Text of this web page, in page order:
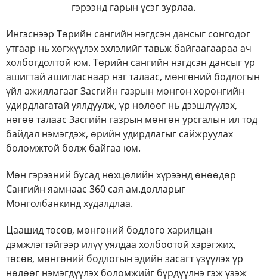
гэрээнд гарын үсэг зурлаа.
Ингэснээр Төрийн сангийн нэгдсэн дансыг сонгодог
утгаар нь хөгжүүлэх эхлэлийг тавьж байгаагаараа ач
холбогдолтой юм. Төрийн сангийн нэгдсэн дансыг үр
ашигтай ашигласнаар нэг талаас, мөнгөний бодлогын
үйл ажиллагааг Засгийн газрын мөнгөн хөрөнгийн
удирдлагатай уялдуулж, үр нөлөөг нь дээшлүүлэх,
нөгөө талаас Засгийн газрын мөнгөн урсгалын ил тод
байдал нэмэгдэж, өрийн удирдлагыг сайжруулах
боломжтой болж байгаа юм.
Мөн гэрээний бусад нөхцөлийн хүрээнд өнөөдөр
Сангийн яамнаас 360 сая ам.долларыг
Монголбанкинд худалдлаа.
Цаашид төсөв, мөнгөний бодлого харилцан
дэмжлэгтэйгээр илүү уялдаа холбоотой хэрэгжих,
төсөв, мөнгөний бодлогын эдийн засагт үзүүлэх үр
нөлөөг нэмэгдүүлэх боломжийг бүрдүүлнэ гэж үзэж